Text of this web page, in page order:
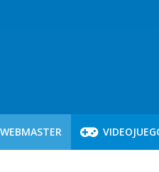
WEBMASTER